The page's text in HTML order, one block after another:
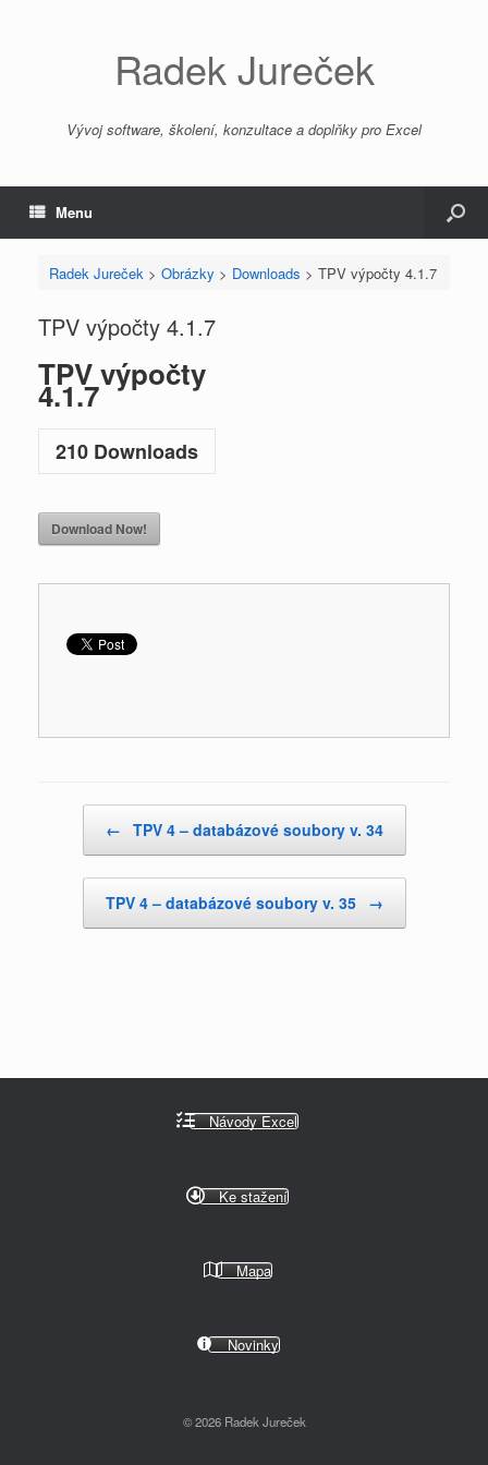
Radek Jureček
Vývoj software, školení, konzultace a doplňky pro Excel
Menu
Radek Jureček > Obrázky > Downloads > TPV výpočty 4.1.7
TPV výpočty 4.1.7
TPV výpočty
4.1.7
210 Downloads
Download Now!
← TPV 4 – databázové soubory v. 34
TPV 4 – databázové soubory v. 35 →
Návody Excel
Ke stažení
Mapa
Novinky
© 2026 Radek Jureček